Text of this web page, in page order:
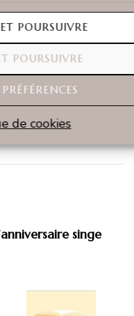
POURSUIVRE
POURSUIVRE
de cookies
de malice et une
peut se faire
).
j’invente
jamais sacrifier le
et cacao
singe